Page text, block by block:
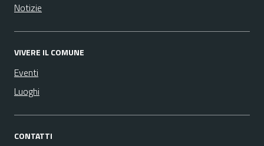
Notizie
VIVERE IL COMUNE
Eventi
Luoghi
CONTATTI